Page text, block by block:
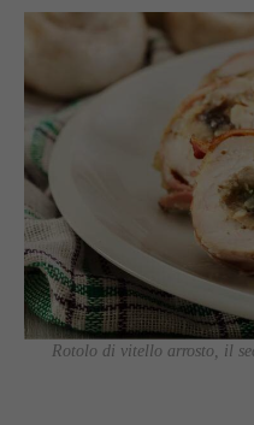
Rotolo di vitello arrosto, il